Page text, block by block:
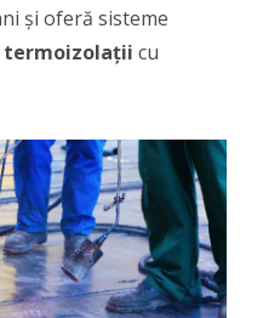
și oferă sisteme
termoizolații cu